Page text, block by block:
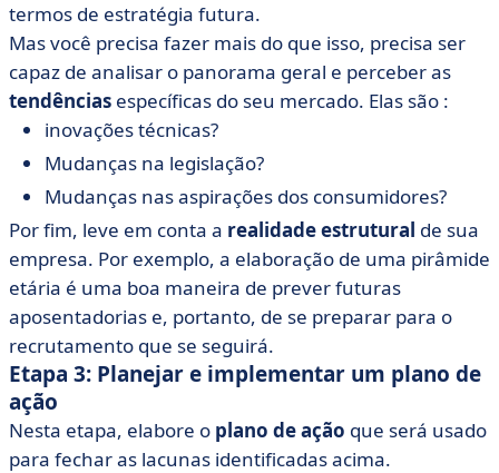
termos de estratégia futura.
Mas você precisa fazer mais do que isso, precisa ser
capaz de analisar o panorama geral e perceber as
tendências específicas do seu mercado. Elas são :
inovações técnicas?
Mudanças na legislação?
Mudanças nas aspirações dos consumidores?
Por fim, leve em conta a realidade estrutural de sua
empresa. Por exemplo, a elaboração de uma pirâmide
etária é uma boa maneira de prever futuras
aposentadorias e, portanto, de se preparar para o
recrutamento que se seguirá.
Etapa 3: Planejar e implementar um plano de
ação
Nesta etapa, elabore o plano de ação que será usado
para fechar as lacunas identificadas acima.